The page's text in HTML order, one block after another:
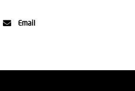
Email